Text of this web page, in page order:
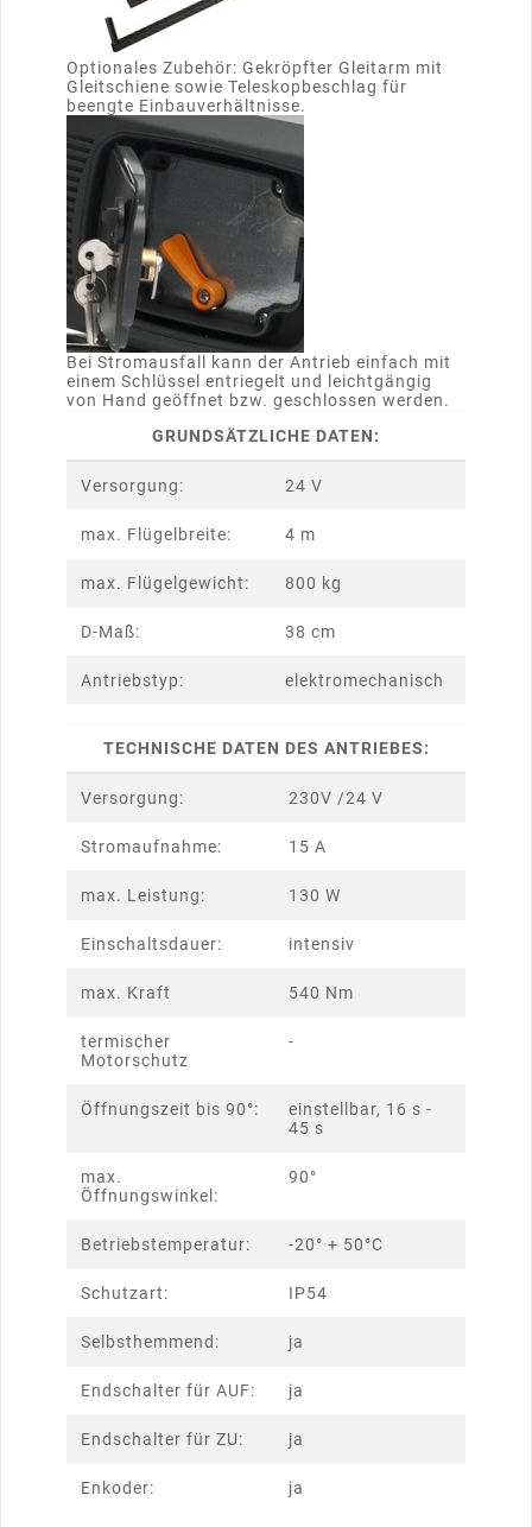
Optionales Zubehör: Gekröpfter Gleitarm mit
Gleitschiene sowie Teleskopbeschlag für
beengte Einbauverhältnisse.
Bei Stromausfall kann der Antrieb einfach mit
einem Schlüssel entriegelt und leichtgängig
von Hand geöffnet bzw. geschlossen werden.
GRUNDSÄTZLICHE DATEN:
Versorgung: 24 V
max. Flügelbreite: 4 m
max. Flügelgewicht: 800 kg
D-Maß: 38 cm
Antriebstyp: elektromechanisch
TECHNISCHE DATEN DES ANTRIEBES:
Versorgung: 230V /24 V
Stromaufnahme: 15 A
max. Leistung: 130 W
Einschaltsdauer: intensiv
max. Kraft 540 Nm
termischer
Motorschutz
-
Öffnungszeit bis 90°:
einstellbar, 16 s -
45 s
max.
Öffnungswinkel:
90°
Betriebstemperatur: -20° + 50°C
Schutzart: IP54
Selbsthemmend: ja
Endschalter für AUF: ja
Endschalter für ZU: ja
Enkoder: ja